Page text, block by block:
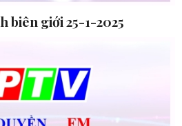
biên giới 25-1-2025